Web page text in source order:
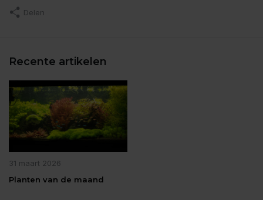
Delen
Recente artikelen
31 maart 2026
Planten van de maand